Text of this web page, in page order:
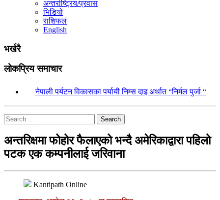
अन्तर्राष्ट्रिय/प्रवास
भिडियो
राशिफल
English
भर्खरै
लोकप्रिय समाचार
नेपाली पर्यटन विकासका पर्यायी निम्स दाइ अर्थात “निर्मल पुर्जा “
Search
अन्तरिक्षमा फोहोर फैलाएको भन्दै अमेरिकाद्वारा पहिलो
पटक एक कम्पनीलाई जरिवाना
Kantipath Online